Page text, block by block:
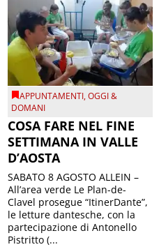
APPUNTAMENTI,OGGI &
DOMANI
COSA FARE NEL FINE
SETTIMANA IN VALLE
D’AOSTA
SABATO 8 AGOSTO ALLEIN –
All’area verde Le Plan-de-
Clavel prosegue “ItinerDante”,
le letture dantesche, con la
partecipazione di Antonello
Pistritto (...